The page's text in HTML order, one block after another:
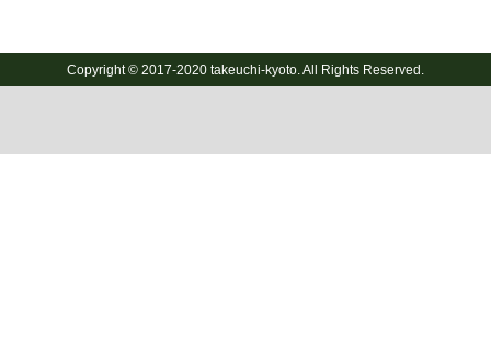
Copyright © 2017-2020 takeuchi-kyoto. All Rights Reserved.